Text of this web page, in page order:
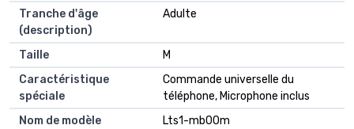
Tranche d'âge
(description)
Adulte
Taille
M
Caractéristique
spéciale
Commande universelle du
téléphone, Microphone inclus
Nom de modèle
Lts1-mb00m